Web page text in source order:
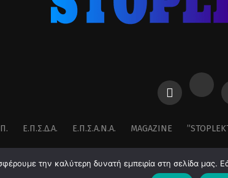
Ε.Π.Σ.Δ.Α. Ε.Π.Σ.Α.Ν.Α. MAGAZINE
την καλύτερη δυνατή εμπειρία στη σελίδα μας.